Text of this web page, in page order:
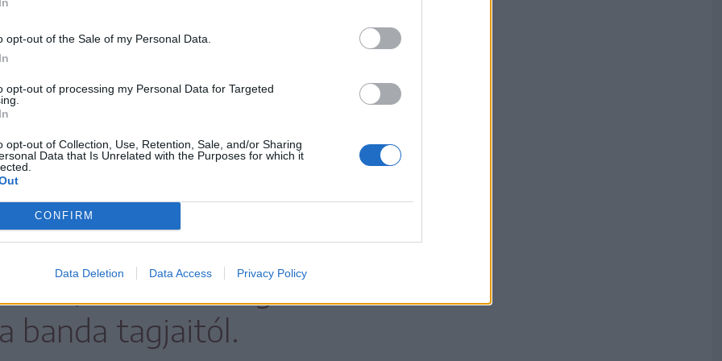
opt-out of the Sale of my Personal Data.
opt-out of processing my Personal Data for Targeted
opt-out of Collection, Use, Retention, Sale, and/or Sharing
Data that Is Unrelated with the Purposes for which it
CONFIRM
Data Deletion Data Access Privacy Policy
elvették, és hogy az áldozataik ne
irataikat, csak azok másolatát hagyták
tudják magukat.
tartott
90 ezer eurót,
egy kilogramm
le, de három ingatlant
banda tagjaitól.